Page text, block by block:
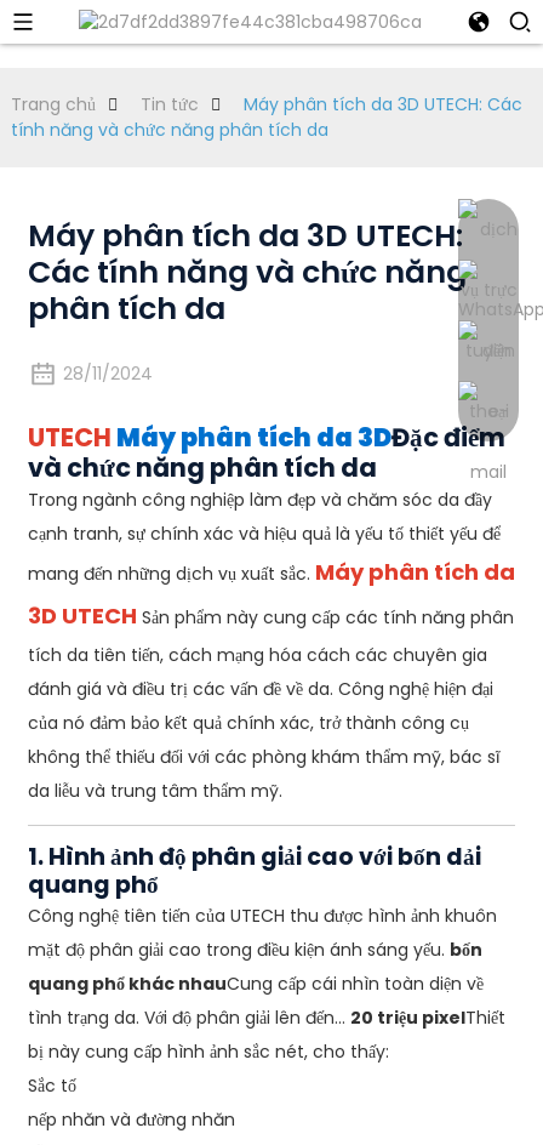
Trang chủ Tin tức
Máy phân tích da 3D UTECH: Các
tính năng và chức năng phân tích da
Máy phân tích da 3D UTECH:
Các tính năng và chức năng
phân tích da
28/11/2024
UTECH Máy phân tích da 3DĐặc điểm
và chức năng phân tích da
Trong ngành công nghiệp làm đẹp và chăm sóc da đầy
cạnh tranh, sự chính xác và hiệu quả là yếu tố thiết yếu để
mang đến những dịch vụ xuất sắc. Máy phân tích da
3D UTECH Sản phẩm này cung cấp các tính năng phân
tích da tiên tiến, cách mạng hóa cách các chuyên gia
đánh giá và điều trị các vấn đề về da. Công nghệ hiện đại
của nó đảm bảo kết quả chính xác, trở thành công cụ
không thể thiếu đối với các phòng khám thẩm mỹ, bác sĩ
da liễu và trung tâm thẩm mỹ.
1. Hình ảnh độ phân giải cao với bốn dải
quang phổ
Công nghệ tiên tiến của UTECH thu được hình ảnh khuôn
mặt độ phân giải cao trong điều kiện ánh sáng yếu. bốn
quang phổ khác nhauCung cấp cái nhìn toàn diện về
tình trạng da. Với độ phân giải lên đến... 20 triệu pixelThiết
bị này cung cấp hình ảnh sắc nét, cho thấy:
Sắc tố
nếp nhăn và đường nhăn